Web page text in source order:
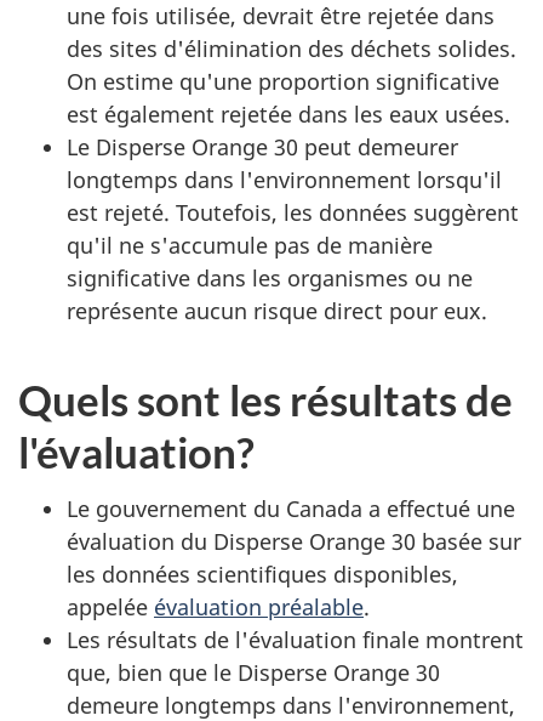
une fois utilisée, devrait être rejetée dans
des sites d'élimination des déchets solides.
On estime qu'une proportion significative
est également rejetée dans les eaux usées.
Le Disperse Orange 30 peut demeurer
longtemps dans l'environnement lorsqu'il
est rejeté. Toutefois, les données suggèrent
qu'il ne s'accumule pas de manière
significative dans les organismes ou ne
représente aucun risque direct pour eux.
Quels sont les résultats de
l'évaluation?
Le gouvernement du Canada a effectué une
évaluation du Disperse Orange 30 basée sur
les données scientifiques disponibles,
appelée évaluation préalable.
Les résultats de l'évaluation finale montrent
que, bien que le Disperse Orange 30
demeure longtemps dans l'environnement,